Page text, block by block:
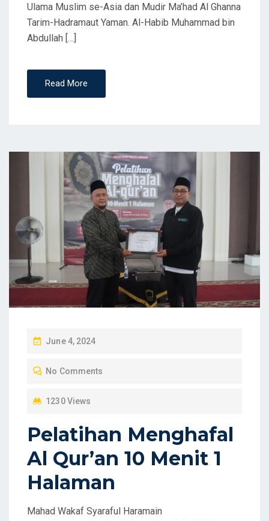
Ulama Muslim se-Asia dan Mudir Ma’had Al Ghanna
Tarim-Hadramaut Yaman. Al-Habib Muhammad bin
Abdullah […]
Read More
P
S
O
June 4, 2024
No Comments
1230 Views
Pelatihan Menghafal
Al Qur’an 10 Menit 1
Halaman
Mahad Wakaf Syaraful Haramain